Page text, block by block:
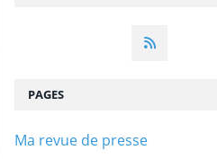
PAGES
Ma revue de presse